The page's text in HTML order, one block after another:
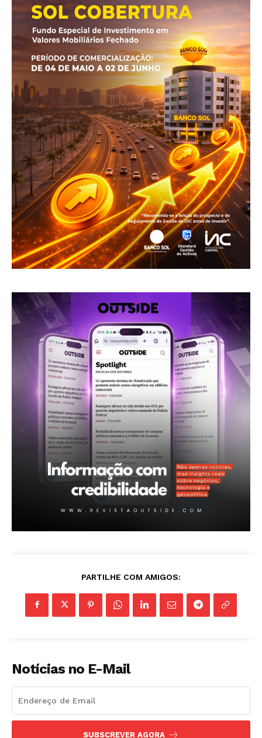
Revista Outside
- Seja Leitor Gold Plus -
A Empresa
Sobre nós
Contactos
Planos de assinatura
Minha conta
PARTILHE COM AMIGOS:
Notícias no E-Mail
SUBSCREVER AGORA